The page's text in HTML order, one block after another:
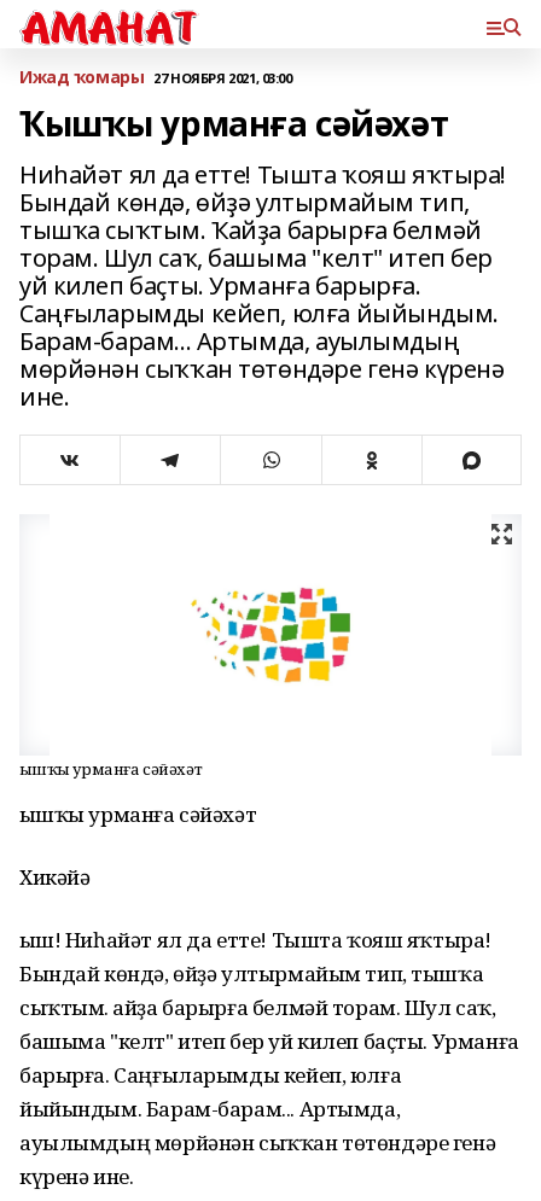
Ижад ҡомары 27 НОЯБРЯ 2021, 03:00
Ҡышҡы урманға сәйәхәт
Ниһайәт ял да етте! Тышта ҡояш яҡтыра!
Бындай көндә, өйҙә ултырмайым тип,
тышҡа сыҡтым. Ҡайҙа барырға белмәй
торам. Шул саҡ, башыма "келт" итеп бер
уй килеп баҫты. Урманға барырға.
Саңғыларымды кейеп, юлға йыйындым.
Барам-барам... Артымда, ауылымдың
мөрйәнән сыҡҡан төтөндәре генә күренә
ине.
Ҡышҡы урманға сәйәхәт
Ҡышҡы урманға сәйәхәт
Хикәйә
Ҡыш! Ниһайәт ял да етте! Тышта ҡояш яҡтыра!
Бындай көндә, өйҙә ултырмайым тип, тышҡа
сыҡтым. Ҡайҙа барырға белмәй торам. Шул саҡ,
башыма "келт" итеп бер уй килеп баҫты. Урманға
барырға. Саңғыларымды кейеп, юлға
йыйындым. Барам-барам... Артымда,
ауылымдың мөрйәнән сыҡҡан төтөндәре генә
күренә ине.